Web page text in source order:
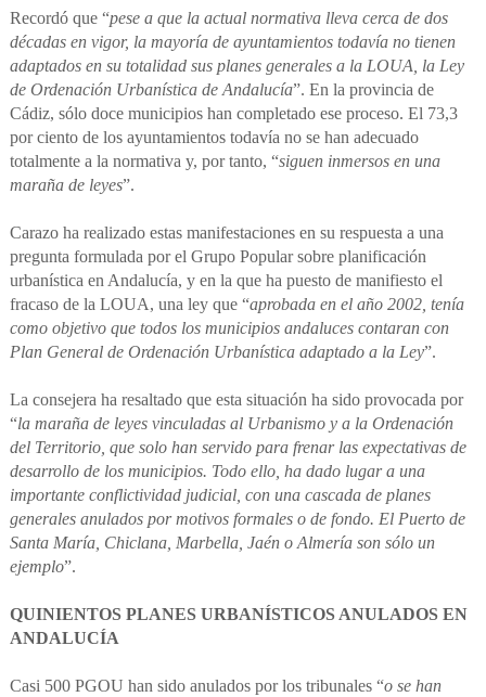
Recordó que “pese a que la actual normativa lleva cerca de dos
décadas en vigor, la mayoría de ayuntamientos todavía no tienen
adaptados en su totalidad sus planes generales a la LOUA, la Ley
de Ordenación Urbanística de Andalucía”. En la provincia de
Cádiz, sólo doce municipios han completado ese proceso. El 73,3
por ciento de los ayuntamientos todavía no se han adecuado
totalmente a la normativa y, por tanto, “siguen inmersos en una
maraña de leyes”.
Carazo ha realizado estas manifestaciones en su respuesta a una
pregunta formulada por el Grupo Popular sobre planificación
urbanística en Andalucía, y en la que ha puesto de manifiesto el
fracaso de la LOUA, una ley que “aprobada en el año 2002, tenía
como objetivo que todos los municipios andaluces contaran con
Plan General de Ordenación Urbanística adaptado a la Ley”.
La consejera ha resaltado que esta situación ha sido provocada por
“la maraña de leyes vinculadas al Urbanismo y a la Ordenación
del Territorio, que solo han servido para frenar las expectativas de
desarrollo de los municipios. Todo ello, ha dado lugar a una
importante conflictividad judicial, con una cascada de planes
generales anulados por motivos formales o de fondo. El Puerto de
Santa María, Chiclana, Marbella, Jaén o Almería son sólo un
ejemplo”.
QUINIENTOS PLANES URBANÍSTICOS ANULADOS EN
ANDALUCÍA
Casi 500 PGOU han sido anulados por los tribunales “o se han